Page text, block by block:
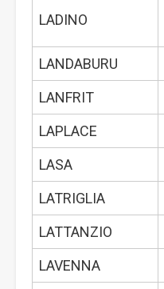
LADINO
LANDABURU
LANFRIT
LAPLACE
LASA
LATRIGLIA
LATTANZIO
LAVENNA